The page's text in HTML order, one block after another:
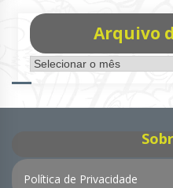
Arquivo
Arquivo
de
Política de Privacidade